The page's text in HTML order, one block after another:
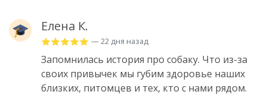
Елена К.
— 22 дня назад
Запомнилась история про собаку. Что из-за
своих привычек мы губим здоровье наших
близких, питомцев и тех, кто с нами рядом.